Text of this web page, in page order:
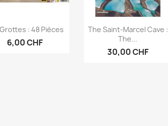
Aperçu rapide
: 48 Pièces
6,00 CHF
Aperçu rapide
The Saint-Marcel Cave :
The...
30,00 CHF